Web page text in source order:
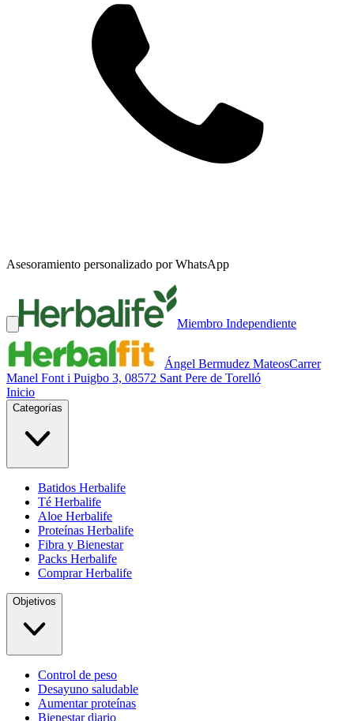
Asesoramiento personalizado por WhatsApp
Miembro Independiente
Ángel Bermudez MateosCarrer
Manel Font i Puigbo 3, 08572 Sant Pere de Torelló
Inicio
Categorías
Batidos Herbalife
Té Herbalife
Aloe Herbalife
Proteínas Herbalife
Fibra y Bienestar
Packs Herbalife
Comprar Herbalife
Objetivos
Control de peso
Desayuno saludable
Aumentar proteínas
Bienestar diario